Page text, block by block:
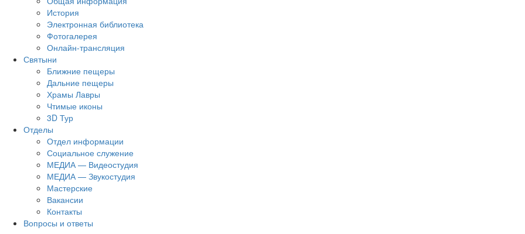
История
Электронная библиотека
Фотогалерея
Онлайн-трансляция
Святыни
Ближние пещеры
Дальние пещеры
Храмы Лавры
Чтимые иконы
3D Тур
Отделы
Отдел информации
Социальное служение
МЕДИА — Видеостудия
МЕДИА — Звукостудия
Мастерские
Вакансии
Контакты
Вопросы и ответы